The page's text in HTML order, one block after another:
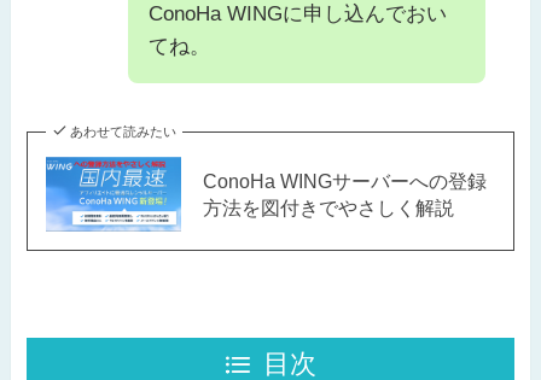
ConoHa WINGに申し込んでおい
てね。
あわせて読みたい
ConoHa WINGサーバーへの登録
方法を図付きでやさしく解説
目次